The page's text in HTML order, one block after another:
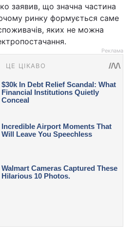
заявив, що значна частина
ринку формується саме
яких не можна
Реклама